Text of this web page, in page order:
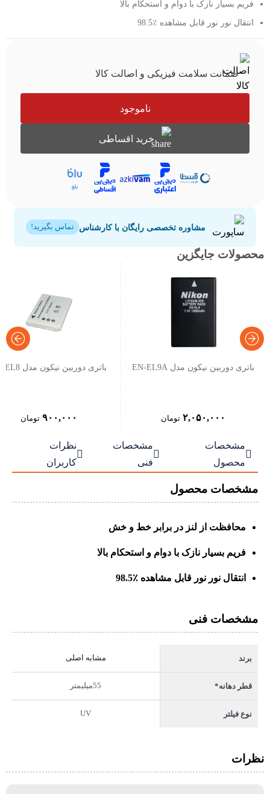
فریم بسیار نازک با دوام و استحکام بالا
انتقال نور نور قابل مشاهده ٪98.5
ضمانت سلامت فیزیکی و اصالت کالا
ناموجود
خرید اقساطی
مشاوره تخصصی رایگان با کارشناس تماس بگیرید!
محصولات جایگزین
باتری دوربین نیکون مدل EN-EL9A
۲,۰۵۰,۰۰۰ تومان
باتری دوربین نیکون مدل EN-EL8
۹۰۰,۰۰۰ تومان

مشخصات
محصول

مشخصات
فنی

نظرات
کاربران
مشخصات محصول
محافظت از لنز در برابر خط و خش
فریم بسیار نازک با دوام و استحکام بالا
انتقال نور نور قابل مشاهده ٪98.5
مشخصات فنی
برند مشابه اصلی
قطر دهانه* 55میلیمتر
نوع فیلتر UV
نظرات